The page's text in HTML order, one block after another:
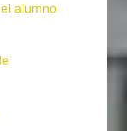
alumno